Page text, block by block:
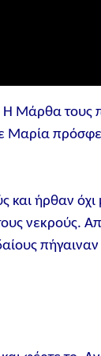
Η Μάρθα τους
Μαρία
και ήρθαν όχι
νεκρούς.